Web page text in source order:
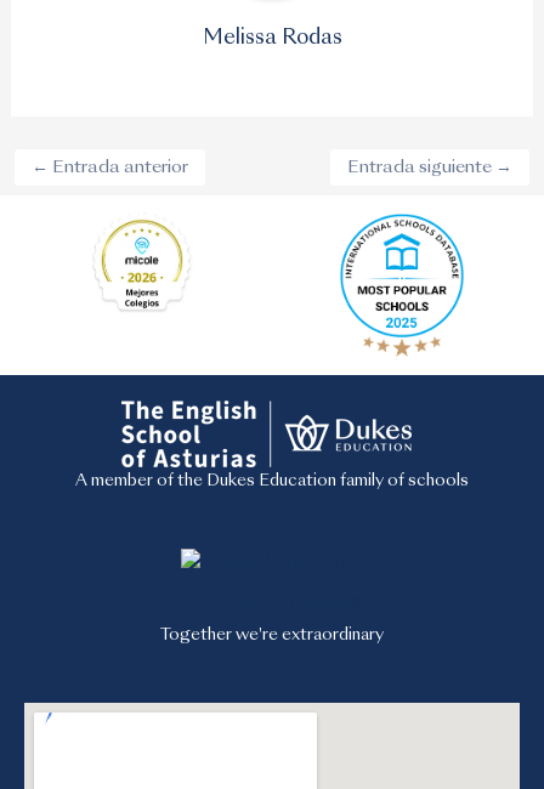
Melissa Rodas
← Entrada anterior Entrada siguiente →
A member of the Dukes Education family of schools
Together we're extraordinary